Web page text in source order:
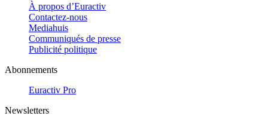
À propos d’Euractiv
Contactez-nous
Mediahuis
Communiqués de presse
Publicité politique
Abonnements
Euractiv Pro
Newsletters